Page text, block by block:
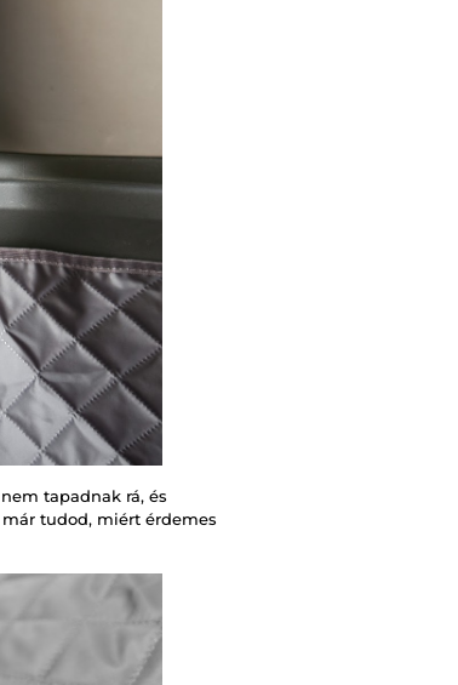
tapadnak rá, és
tudod, miért érdemes